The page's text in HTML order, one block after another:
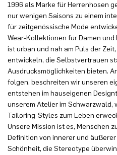
1996 als Marke für Herrenhosen
nur wenigen Saisons zu einem
für zeitgenössische Mode
Wear-Kollektionen für Damen
ist urban und nah am Puls der
entwickeln, die Selbstvertrauen
Ausdrucksmöglichkeiten bieten.
folgen, beschreiten wir unseren
entstehen im hauseigenen
unserem Atelier im Schwarzwald,
Tailoring-Styles zum Leben
Unsere Mission ist es, Menschen
Definition von innerer und
Schönheit, die Stereotype